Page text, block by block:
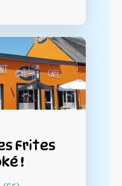
Frites
!